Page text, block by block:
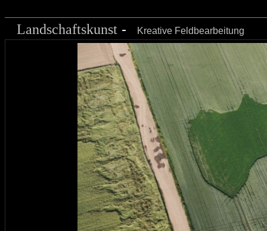
Landschaftskunst - Kreative Feldbearbeitung